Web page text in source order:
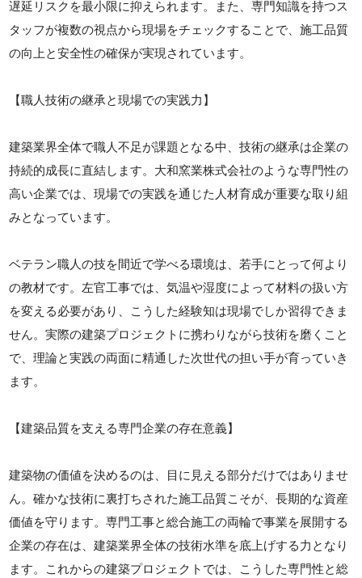
遅延リスクを最小限に抑えられます。また、専門知識を持つス
タッフが複数の視点から現場をチェックすることで、施工品質
の向上と安全性の確保が実現されています。
【職人技術の継承と現場での実践力】
建築業界全体で職人不足が課題となる中、技術の継承は企業の
持続的成長に直結します。大和窯業株式会社のような専門性の
高い企業では、現場での実践を通じた人材育成が重要な取り組
みとなっています。
ベテラン職人の技を間近で学べる環境は、若手にとって何より
の教材です。左官工事では、気温や湿度によって材料の扱い方
を変える必要があり、こうした経験知は現場でしか習得できま
せん。実際の建築プロジェクトに携わりながら技術を磨くこと
で、理論と実践の両面に精通した次世代の担い手が育っていき
ます。
【建築品質を支える専門企業の存在意義】
建築物の価値を決めるのは、目に見える部分だけではありませ
ん。確かな技術に裏打ちされた施工品質こそが、長期的な資産
価値を守ります。専門工事と総合施工の両輪で事業を展開する
企業の存在は、建築業界全体の技術水準を底上げする力となり
ます。これからの建築プロジェクトでは、こうした専門性と総